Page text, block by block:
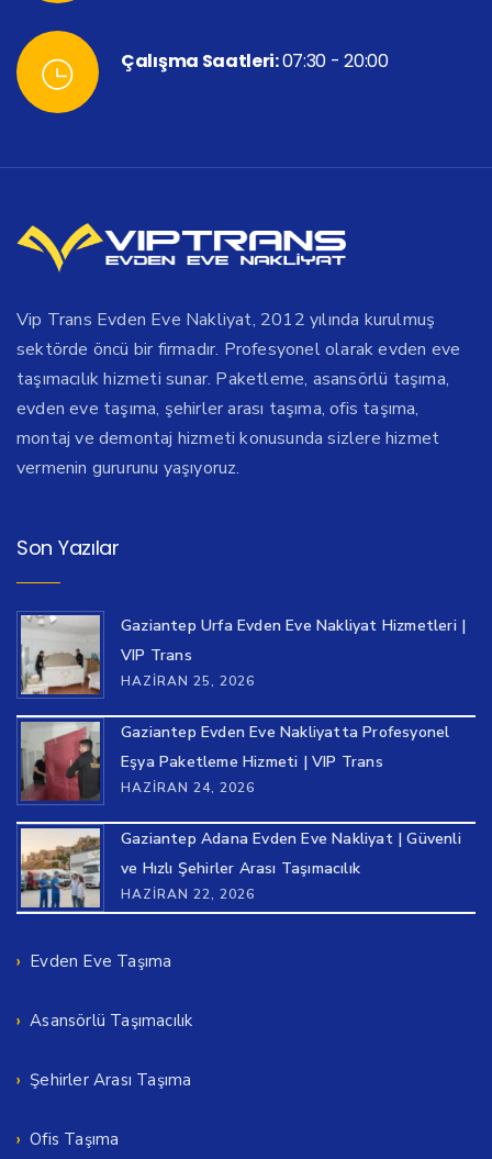
Çalışma Saatleri:07:30 - 20:00
Vip Trans Evden Eve Nakliyat, 2012 yılında kurulmuş
sektörde öncü bir firmadır. Profesyonel olarak evden eve
taşımacılık hizmeti sunar. Paketleme, asansörlü taşıma,
evden eve taşıma, şehirler arası taşıma, ofis taşıma,
montaj ve demontaj hizmeti konusunda sizlere hizmet
vermenin gururunu yaşıyoruz.
Son Yazılar
Gaziantep Urfa Evden Eve Nakliyat Hizmetleri |
VIP Trans
HAZIRAN 25, 2026
Gaziantep Evden Eve Nakliyatta Profesyonel
Eşya Paketleme Hizmeti | VIP Trans
HAZIRAN 24, 2026
Gaziantep Adana Evden Eve Nakliyat | Güvenli
ve Hızlı Şehirler Arası Taşımacılık
HAZIRAN 22, 2026
Evden Eve Taşıma
Asansörlü Taşımacılık
Şehirler Arası Taşıma
Ofis Taşıma